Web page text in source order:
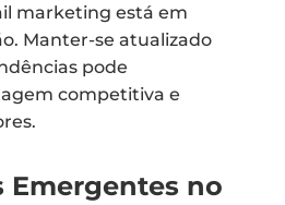
marketing está em
Manter-se atualizado
pode
competitiva e
Emergentes no